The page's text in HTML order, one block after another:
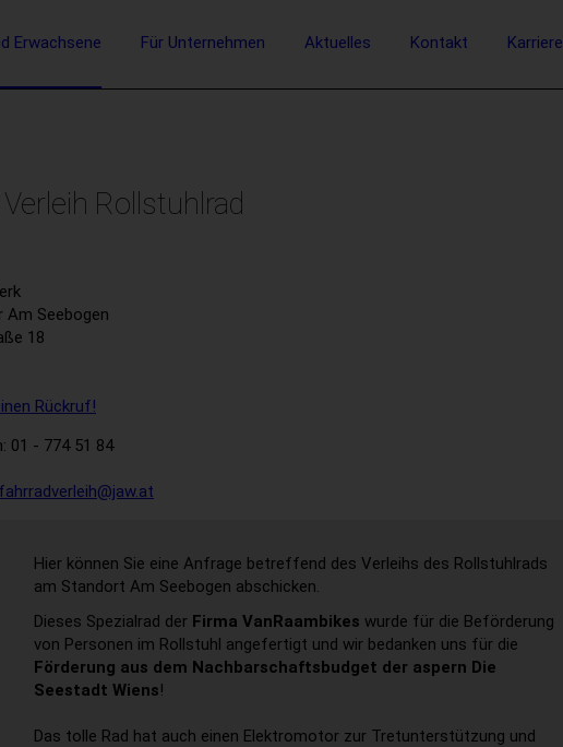
Erwachsene Für Unternehmen Aktuelles Kontakt Karriere
Rollstuhlrad
Seebogen
18
Rückruf!
01 - 774 51 84
fahrradverleih@jaw.at
Hier können Sie eine Anfrage betreffend des Verleihs des Rollstuhlrads
am Standort Am Seebogen abschicken.
Dieses Spezialrad der Firma VanRaambikes wurde für die Beförderung
von Personen im Rollstuhl angefertigt und wir bedanken uns für die
Förderung aus dem Nachbarschaftsbudget der aspern Die
Seestadt Wiens!
Das tolle Rad hat auch einen Elektromotor zur Tretunterstützung und